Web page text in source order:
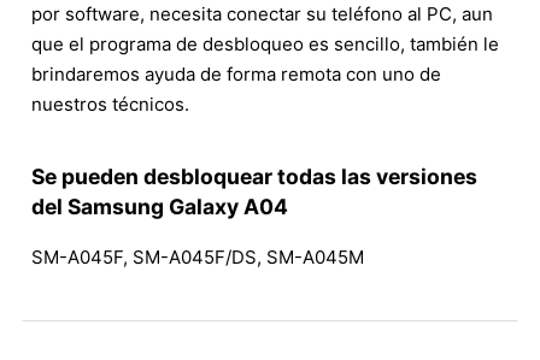
por software, necesita conectar su teléfono al PC, aun
que el programa de desbloqueo es sencillo, también le
brindaremos ayuda de forma remota con uno de
nuestros técnicos.
Se pueden desbloquear todas las versiones
del Samsung Galaxy A04
SM-A045F, SM-A045F/DS, SM-A045M